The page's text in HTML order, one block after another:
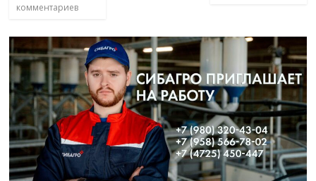
комментариев